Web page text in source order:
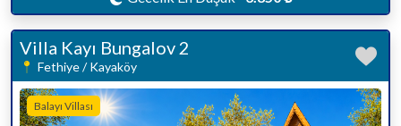
Villa Kayı Bungalov 2
Fethiye / Kayaköy
Balayı Villası